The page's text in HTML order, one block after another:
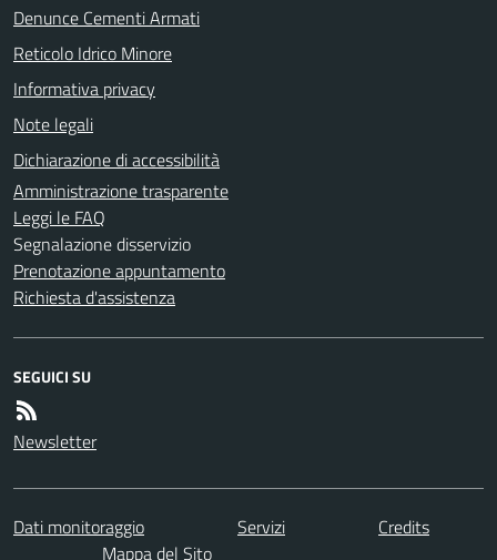
Denunce Cementi Armati
Reticolo Idrico Minore
Informativa privacy
Note legali
Dichiarazione di accessibilità
Amministrazione trasparente
Leggi le FAQ
Segnalazione disservizio
Prenotazione appuntamento
Richiesta d'assistenza
SEGUICI SU
Newsletter
Dati monitoraggio Servizi
Credits
Mappa del Sito